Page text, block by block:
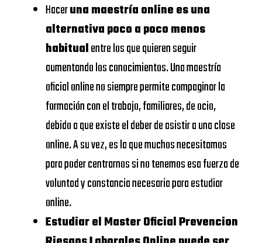
VIU
Universidad
Internacional
de Valencia
https://
UDIMA https://www.udima.es/
Centros dónde
Master Oficial
Prevencion
Laborales
UNIVERSIDAD
DE
NAVARRA –
SCHOOL
OF
ECONOMICS
AND
BUSINESS
CALORS III
Haceruna maestría online es una
alternativa poco a poco menos
habitualentre los que quieren seguir
aumentando los conocimientos. Una maestría
oficial online no siempre permite compaginar la
formación con el trabajo, familiares, de ocio,
debido a que existe el deber de asistir a una clase
online. A su vez, es la que muchos necesitamos
para poder centrarnos si no tenemos esa fuerza de
voluntad y constancia necesaria para estudiar
online.
Estudiar el Master Oficial Prevencion